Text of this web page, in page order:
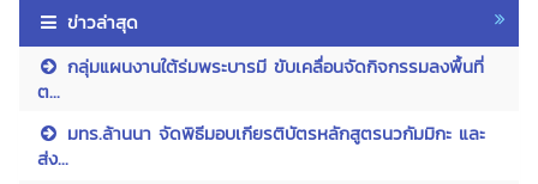
ข่าวล่าสุด
กลุ่มแผนงานใต้ร่มพระบารมี ขับเคลื่อนจัดกิจกรรมลงพื้นที่
ต...
มทร.ล้านนา จัดพิธีมอบเกียรติบัตรหลักสูตรนวกัมมิกะ และ
ส่ง...